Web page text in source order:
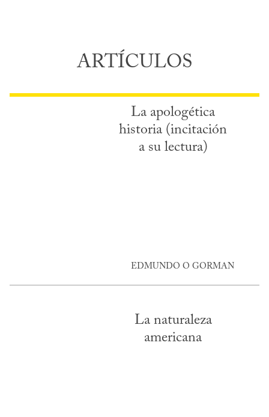
ARTÍCULOS
La apologética
historia (incitación
a su lectura)
EDMUNDO O GORMAN
La naturaleza
americana